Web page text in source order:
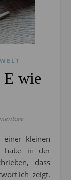
E wie
habe in der
dass
zeigt.